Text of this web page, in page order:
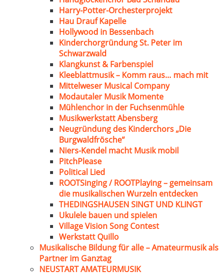
Harry-Potter-Orchesterprojekt
Hau Drauf Kapelle
Hollywood in Bessenbach
Kinderchorgründung St. Peter im
Schwarzwald
Klangkunst & Farbenspiel
Kleeblattmusik – Komm raus… mach mit
Mittelweser Musical Company
Modautaler Musik Momente
Mühlenchor in der Fuchsenmühle
Musikwerkstatt Abensberg
Neugründung des Kinderchors „Die
Burgwaldfrösche“
Niers-Kendel macht Musik mobil
PitchPlease
Political Lied
ROOTSinging / ROOTPlaying – gemeinsam
die musikalischen Wurzeln entdecken
THEDINGSHAUSEN SINGT UND KLINGT
Ukulele bauen und spielen
Village Vision Song Contest
Werkstatt Quillo
Musikalische Bildung für alle – Amateurmusik als
Partner im Ganztag
NEUSTART AMATEURMUSIK